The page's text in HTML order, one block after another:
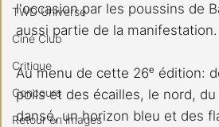
TWD Universe
Ciné Club
Critique
Concours
Retour en images
l'occasion par les poussins de
aussi partie de la manifestation.
Au menu de cette 26ᵉ édition:
poils et des écailles, le nord,
dansé, un horizon bleu et des